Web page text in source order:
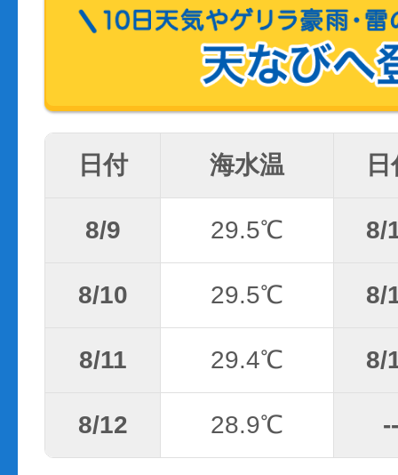
日付 海水温
8/9 29.5℃ 8/
8/10 29.5℃ 8/
8/11 29.4℃ 8/
8/12 28.9℃ --